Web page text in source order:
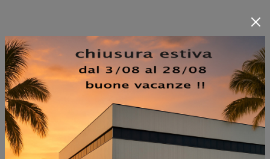
NON PERDERTI ANCHE:
QUADRI GEOMETRIA
COLORS COLLECTION